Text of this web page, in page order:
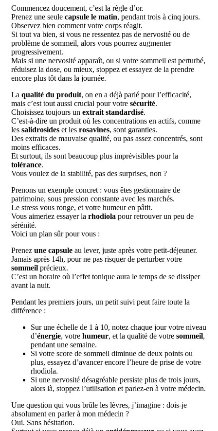
Commencez doucement, c’est la règle d’or.
Prenez une seule capsule le matin, pendant trois à cinq jours.
Observez bien comment votre corps réagit.
Si tout va bien, si vous ne ressentez pas de nervosité ou de
problème de sommeil, alors vous pourrez augmenter
progressivement.
Mais si une nervosité apparaît, ou si votre sommeil est perturbé,
réduisez la dose, ou mieux, stoppez et essayez de la prendre
encore plus tôt dans la journée.
La qualité du produit, on en a déjà parlé pour l’efficacité,
mais c’est tout aussi crucial pour votre sécurité.
Choisissez toujours un extrait standardisé.
C’est-à-dire un produit où les concentrations en actifs, comme
les salidrosides et les rosavines, sont garanties.
Des extraits de mauvaise qualité, ou pas assez concentrés, sont
moins efficaces.
Et surtout, ils sont beaucoup plus imprévisibles pour la
tolérance.
Vous voulez de la stabilité, pas des surprises, non ?
Prenons un exemple concret : vous êtes gestionnaire de
patrimoine, sous pression constante avec les marchés.
Le stress vous ronge, et votre humeur en pâtit.
Vous aimeriez essayer la rhodiola pour retrouver un peu de
sérénité.
Voici un plan sûr pour vous :
Prenez une capsule au lever, juste après votre petit-déjeuner.
Jamais après 14h, pour ne pas risquer de perturber votre
sommeil précieux.
C’est un horaire où l’effet tonique aura le temps de se dissiper
avant la nuit.
Pendant les premiers jours, un petit suivi peut faire toute la
différence :
Sur une échelle de 1 à 10, notez chaque jour votre niveau
d’énergie, votre humeur, et la qualité de votre sommeil,
pendant une semaine.
Si votre score de sommeil diminue de deux points ou
plus, essayez d’avancer encore l’heure de prise de votre
rhodiola.
Si une nervosité désagréable persiste plus de trois jours,
alors là, stoppez l’utilisation et parlez-en à votre médecin.
Une question qui vous brûle les lèvres, j’imagine : dois-je
absolument en parler à mon médecin ?
Oui. Sans hésitation.